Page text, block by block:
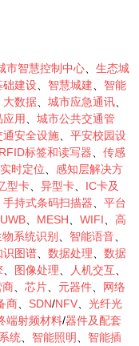
市智慧控制中心
生态城
础建设 智慧城建
智能
大数据 城市应急通讯
用
城市公共交通管
通安全设施
平安校园设
RFID标签和读写器
传感
实时定位
感知层解决方
型卡 异型卡
IC卡及
手持式条码扫描器
平台
UWB MESH WIFI
高
系统识别 智能语音
识图谱 数据处理
数据
图像处理 人机交互
商 芯片 元器件
网络
商 SDN/NFV
光纤光
端射频材料/器件及配套
统 智能照明
智能插